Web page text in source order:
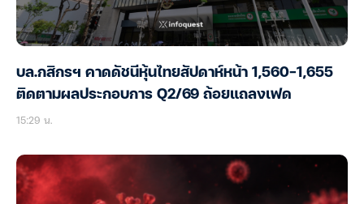
บล.กสิกรฯ คาดดัชนีหุ้นไทยสัปดาห์หน้า 1,560-1,655
ติดตามผลประกอบการ Q2/69 ถ้อยแถลงเฟด
15:29 น.